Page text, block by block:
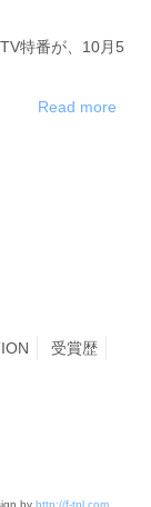
特番が、10月5
Read more
受賞歴
by http://f-tpl.com